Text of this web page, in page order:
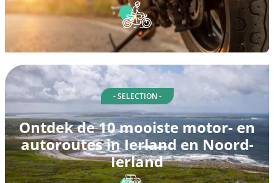
- SELECTION -
Ontdek de 10 mooiste motor- en
autoroutes in Ierland en Noord-
Ierland